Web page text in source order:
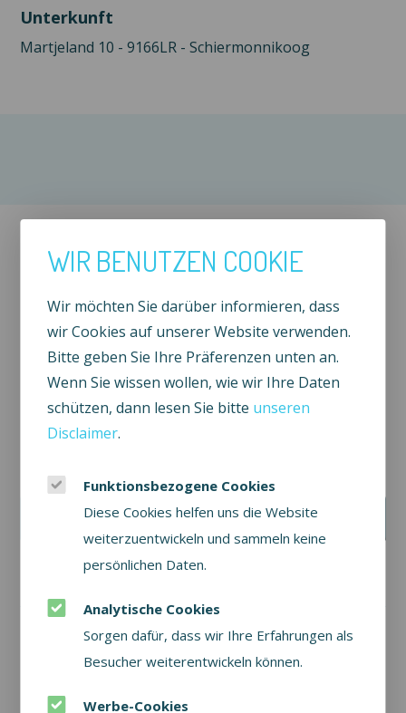
Unterkunft
Martjeland 10 - 9166LR - Schiermonnikoog
Wollen Sie auf dem Laufenden bleiben?
Anmelden
Contact
WIR BENUTZEN COOKIE
Wir möchten Sie darüber informieren, dass
wir Cookies auf unserer Website verwenden.
Bitte geben Sie Ihre Präferenzen unten an.
Wenn Sie wissen wollen, wie wir Ihre Daten
schützen, dann lesen Sie bitte unseren
Disclaimer.
Funktionsbezogene Cookies
Diese Cookies helfen uns die Website
weiterzuentwickeln und sammeln keine
persönlichen Daten.
Analytische Cookies
Sorgen dafür, dass wir Ihre Erfahrungen als
Besucher weiterentwickeln können.
Werbe-Cookies